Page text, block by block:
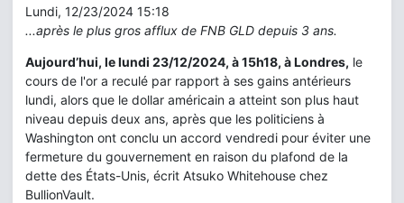
Lundi, 12/23/2024 15:18
...après le plus gros afflux de FNB GLD depuis 3 ans.
Aujourd’hui, le lundi 23/12/2024, à 15h18, à Londres, le
cours de l'or a reculé par rapport à ses gains antérieurs
lundi, alors que le dollar américain a atteint son plus haut
niveau depuis deux ans, après que les politiciens à
Washington ont conclu un accord vendredi pour éviter une
fermeture du gouvernement en raison du plafond de la
dette des États-Unis, écrit Atsuko Whitehouse chez
BullionVault.